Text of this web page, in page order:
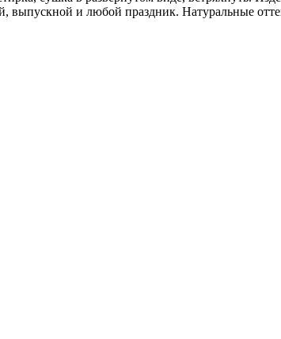
выпускной и любой праздник. Натуральные